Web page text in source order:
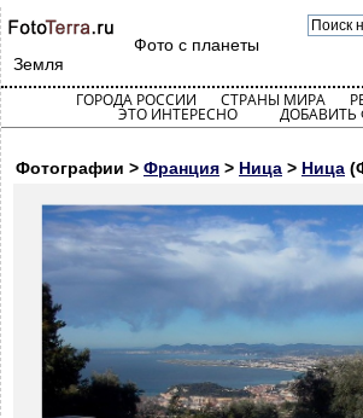
Фото с планеты
Земля
ГОРОДА РОССИИ СТРАНЫ МИРА
ЭТО ИНТЕРЕСНО ДОБАВИТЬ
Фотографии > Франция > Ница > Ница